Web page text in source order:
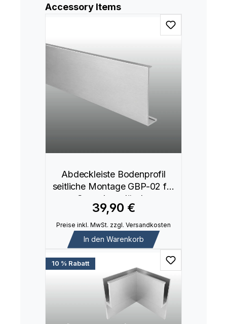
Produktgalerie überspringen
Accessory Items
Abdeckleiste Bodenprofil
seitliche Montage GBP-02 für
Ganzglasgeländer
39,90 €
Preise inkl. MwSt. zzgl. Versandkosten
In den Warenkorb
10 % Rabatt